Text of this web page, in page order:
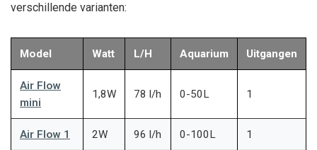
verschillende varianten:
Model Watt L/H Aquarium Uitgangen
Air Flow
mini
1,8W 78 l/h 0-50L 1
Air Flow 1 2W 96 l/h 0-100L 1